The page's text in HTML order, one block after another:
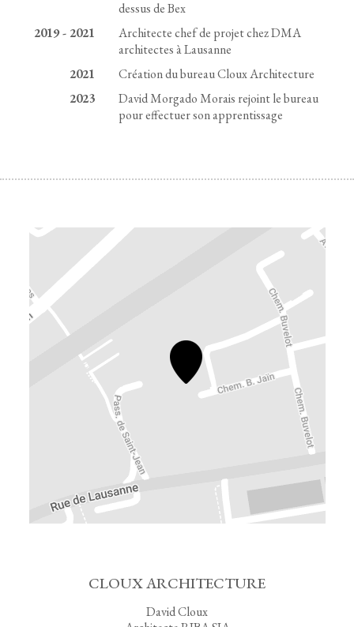
dessus de Bex
2019 - 2021
Architecte chef de projet chez DMA
architectes à Lausanne
2021
Création du bureau Cloux Architecture
2023
David Morgado Morais rejoint le bureau
pour effectuer son apprentissage
CLOUX ARCHITECTURE
David Cloux